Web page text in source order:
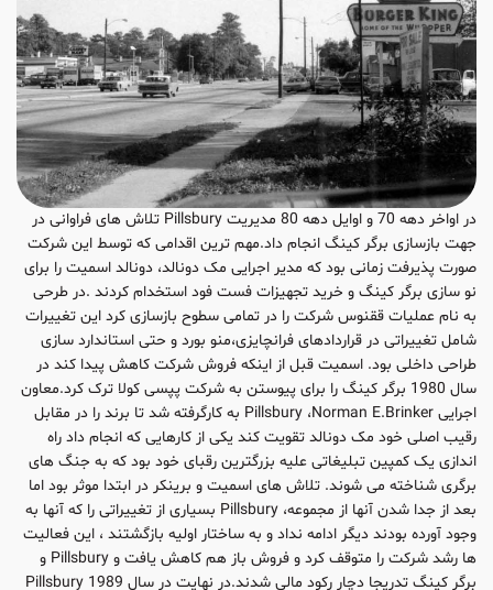
در اواخر دهه 70 و اوایل دهه 80 مدیریت Pillsbury تلاش های فراوانی در
جهت بازسازی برگر کینگ انجام داد.مهم ترین اقدامی که توسط این شرکت
صورت پذیرفت زمانی بود که مدیر اجرایی مک دونالد، دونالد اسمیت را برای
نو سازی برگر کینگ و خرید تجهیزات فست فود استخدام کردند .در طرحی
به نام عملیات ققنوس شرکت را در تمامی سطوح بازسازی کرد این تغییرات
شامل تغییراتی در قراردادهای فرانچایزی،منو بورد و حتی استاندارد سازی
طراحی داخلی بود. اسمیت قبل از اینکه فروش شرکت کاهش پیدا کند در
سال 1980 برگر کینگ را برای پیوستن به شرکت پپسی کولا ترک کرد.معاون
اجرایی Pillsbury ،Norman E.Brinker به کارگرفته شد تا برند را در مقابل
رقیب اصلی خود مک دونالد تقویت کند یکی از کارهایی که انجام داد راه
اندازی یک کمپین تبلیغاتی علیه بزرگترین رقبای خود بود که به جنگ های
برگری شناخته می شوند. تلاش های اسمیت و برینکر در ابتدا موثر بود اما
بعد از جدا شدن آنها از مجموعه، Pillsbury بسیاری از تغییراتی را که آنها به
وجود آورده بودند دیگر ادامه نداد و به ساختار اولیه بازگشتند ، این فعالیت
ها رشد شرکت را متوقف کرد و فروش باز هم کاهش یافت و Pillsbury و
برگر کینگ تدریجا دچار رکود مالی شدند.در نهایت در سال 1989 Pillsbury